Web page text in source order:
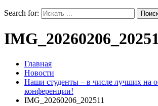
Search for:
Главная
Новости
Наши студенты – в числе лучших на
конференции!
IMG_20260206_202511